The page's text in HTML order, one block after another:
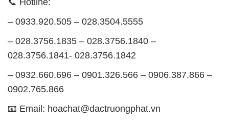
– 0933.920.505 – 028.3504.5555
– 028.3756.1835 – 028.3756.1840 –
028.3756.1841- 028.3756.1842
– 0932.660.696 – 0901.326.566 – 0906.387.866 –
0902.765.866
📧 Email: hoachat@dactruongphat.vn